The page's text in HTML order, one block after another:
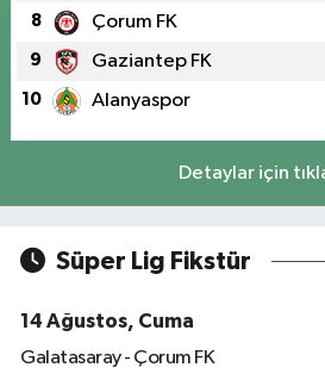
8 Çorum FK
9 Gaziantep FK
10 Alanyaspor
Detaylar için
Süper Lig Fikstür
14 Ağustos, Cuma
Galatasaray - Çorum FK